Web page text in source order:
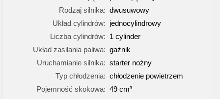
Rodzaj silnika: dwusuwowy
Układ cylindrów: jednocylindrowy
Liczba cylindrów: 1 cylinder
Układ zasilania paliwa: gaźnik
Uruchamianie silnika: starter nożny
Typ chłodzenia: chłodzenie powietrzem
Pojemność skokowa: 49 cm³